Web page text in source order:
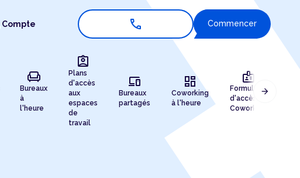
Compte call Commencer
chair
Bureaux
à
l'heure
assignment_ind
Plans
d'accès
aux
espaces
de
travail
devices
Bureaux
partagés
dashboard
Coworking
à l'heure
badge
Formules
d'accès au
Coworking
arrow_forward